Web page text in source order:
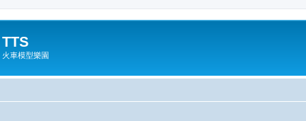
TTS
火車模型樂園